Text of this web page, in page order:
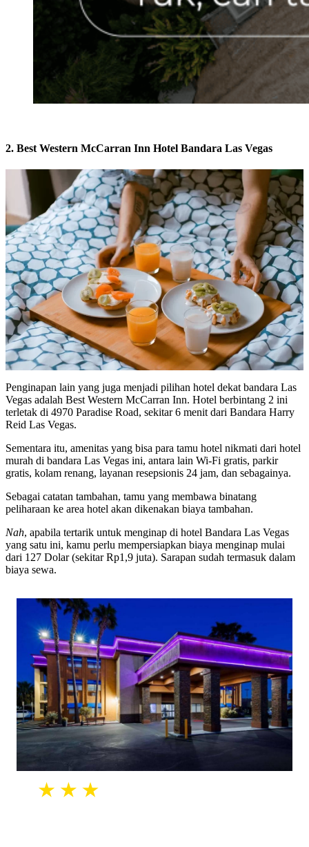
2. Best Western McCarran Inn Hotel Bandara Las Vegas
Penginapan lain yang juga menjadi pilihan hotel dekat bandara Las
Vegas adalah Best Western McCarran Inn. Hotel berbintang 2 ini
terletak di 4970 Paradise Road, sekitar 6 menit dari Bandara Harry
Reid Las Vegas.
Sementara itu, amenitas yang bisa para tamu hotel nikmati dari hotel
murah di bandara Las Vegas ini, antara lain Wi-Fi gratis, parkir
gratis, kolam renang, layanan resepsionis 24 jam, dan sebagainya.
Sebagai catatan tambahan, tamu yang membawa binatang
peliharaan ke area hotel akan dikenakan biaya tambahan.
Nah, apabila tertarik untuk menginap di hotel Bandara Las Vegas
yang satu ini, kamu perlu mempersiapkan biaya menginap mulai
dari 127 Dolar (sekitar Rp1,9 juta). Sarapan sudah termasuk dalam
biaya sewa.